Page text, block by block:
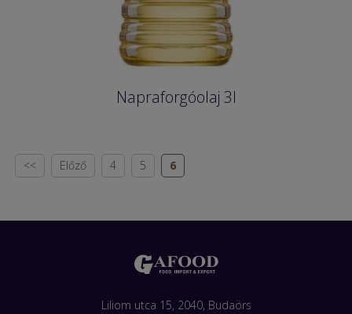
Napraforgóolaj 3l
<< Előző 4 5 6
Liliom utca 15, 2040, Budaörs